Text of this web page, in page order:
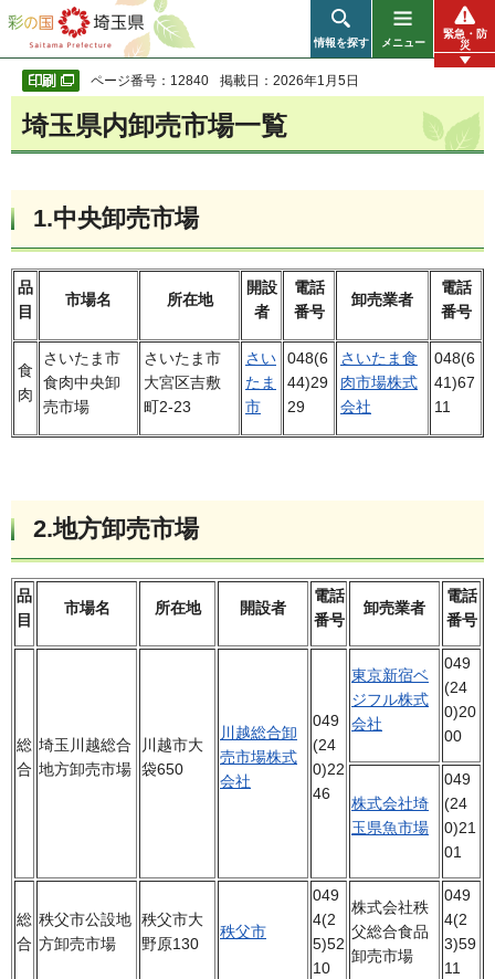
彩の国 埼玉県
情報を探す メニュー
緊急・防
災
ページ番号：12840 掲載日：2026年1月5日
埼玉県内卸売市場一覧
1.中央卸売市場
品
目
市場名 所在地
開設
者
電話
番号
卸売業者
電話
番号
食
肉
さいたま市
食肉中央卸
売市場
さいたま市
大宮区吉敷
町2-23
さい
たま
市
048(6
44)29
29
さいたま食
肉市場株式
会社
048(6
41)67
11
2.地方卸売市場
品
目
市場名 所在地 開設者
電話
番号
卸売業者
電話
番号
総
合
埼玉川越総合
地方卸売市場
川越市大
袋650
川越総合卸
売市場株式
会社
049
(24
0)22
46
東京新宿ベ
ジフル株式
会社
049
(24
0)20
00
株式会社埼
玉県魚市場
049
(24
0)21
01
総
合
秩父市公設地
方卸売市場
秩父市大
野原130
秩父市
049
4(2
5)52
10
株式会社秩
父総合食品
卸売市場
049
4(2
3)59
11